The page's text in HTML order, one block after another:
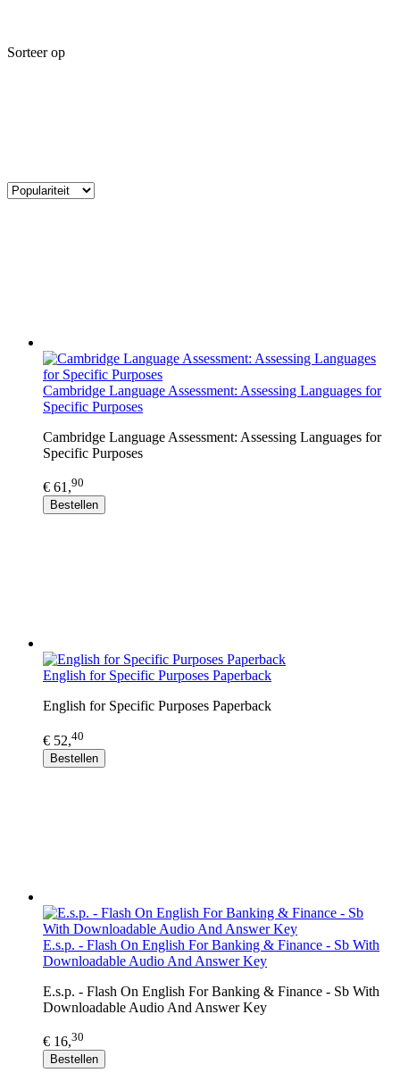
Sorteer op
Cambridge Language Assessment: Assessing Languages for
Specific Purposes
Cambridge Language Assessment: Assessing Languages for
Specific Purposes
€ 61,90
Bestellen
English for Specific Purposes Paperback
English for Specific Purposes Paperback
€ 52,40
Bestellen
E.s.p. - Flash On English For Banking & Finance - Sb With
Downloadable Audio And Answer Key
E.s.p. - Flash On English For Banking & Finance - Sb With
Downloadable Audio And Answer Key
€ 16,30
Bestellen